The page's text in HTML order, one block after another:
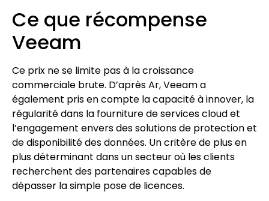
Ce que récompense
Veeam
Ce prix ne se limite pas à la croissance
commerciale brute. D’après Ar, Veeam a
également pris en compte la capacité à innover, la
régularité dans la fourniture de services cloud et
l’engagement envers des solutions de protection et
de disponibilité des données. Un critère de plus en
plus déterminant dans un secteur où les clients
recherchent des partenaires capables de
dépasser la simple pose de licences.